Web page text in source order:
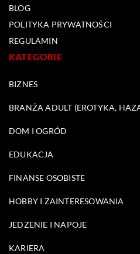
BLOG
POLITYKA PRYWATNOŚCI
REGULAMIN
KATEGORIE
BIZNES
BRANŻA ADULT (EROTYKA,
DOM I OGRÓD
EDUKACJA
FINANSE OSOBISTE
HOBBY I ZAINTERESOWANIA
JEDZENIE I NAPOJE
KARIERA